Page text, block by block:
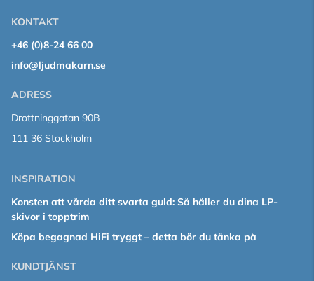
KONTAKT
+46 (0)8-24 66 00
info@ljudmakarn.se
ADRESS
Drottninggatan 90B
111 36 Stockholm
INSPIRATION
Konsten att vårda ditt svarta guld: Så håller du dina LP-
skivor i topptrim
Köpa begagnad HiFi tryggt – detta bör du tänka på
KUNDTJÄNST